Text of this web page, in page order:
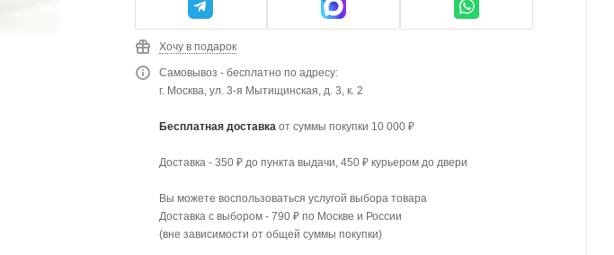
Хочу в подарок
Самовывоз - бесплатно по адресу:
г. Москва, ул. 3-я Мытищинская, д. 3, к. 2
Бесплатная доставка от суммы покупки 10 000 ₽
Доставка - 350 ₽ до пункта выдачи, 450 ₽ курьером до двери
Вы можете воспользоваться услугой выбора товара
Доставка с выбором - 790 ₽ по Москве и России
(вне зависимости от общей суммы покупки)